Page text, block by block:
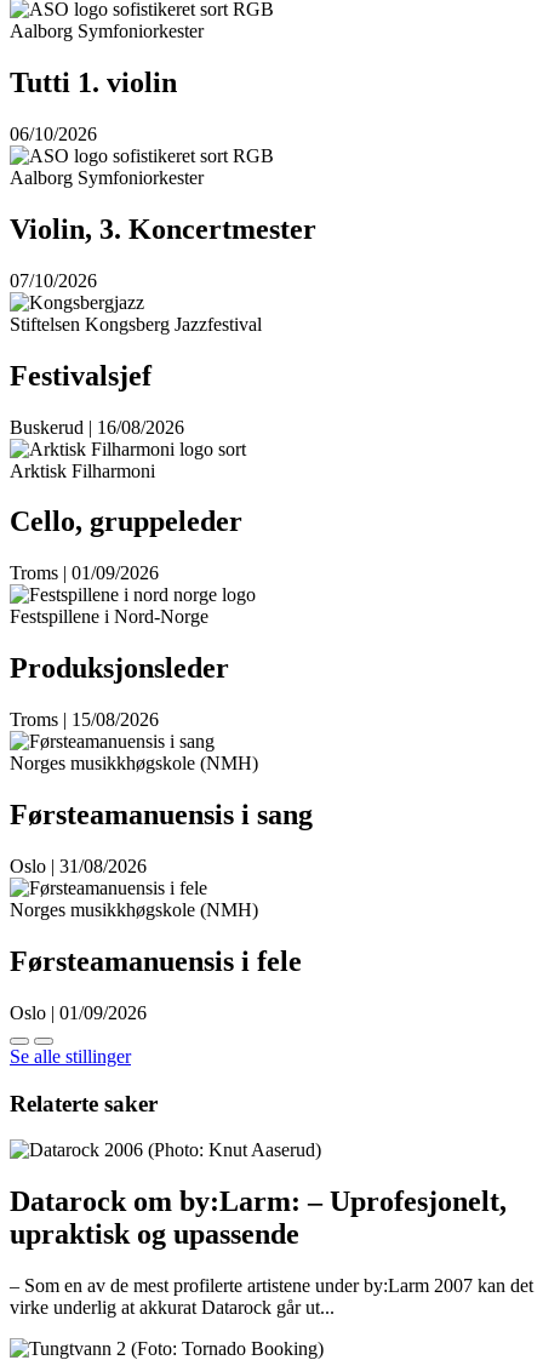
Aalborg Symfoniorkester
Tutti 1. violin
06/10/2026
Aalborg Symfoniorkester
Violin, 3. Koncertmester
07/10/2026
Stiftelsen Kongsberg Jazzfestival
Festivalsjef
Buskerud | 16/08/2026
Arktisk Filharmoni
Cello, gruppeleder
Troms | 01/09/2026
Festspillene i Nord-Norge
Produksjonsleder
Troms | 15/08/2026
Norges musikkhøgskole (NMH)
Førsteamanuensis i sang
Oslo | 31/08/2026
Norges musikkhøgskole (NMH)
Førsteamanuensis i fele
Oslo | 01/09/2026
Se alle stillinger
Relaterte saker
Datarock om by:Larm: – Uprofesjonelt,
upraktisk og upassende
– Som en av de mest profilerte artistene under by:Larm 2007 kan det
virke underlig at akkurat Datarock går ut...